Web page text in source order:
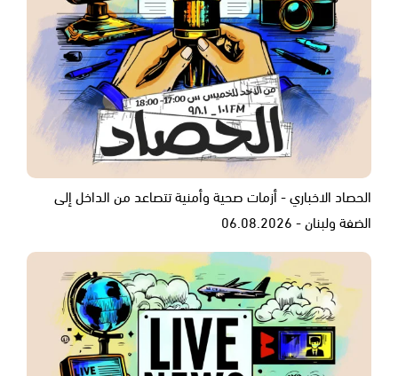
الحصاد الاخباري - أزمات صحية وأمنية تتصاعد من الداخل إلى
الضفة ولبنان - 06.08.2026